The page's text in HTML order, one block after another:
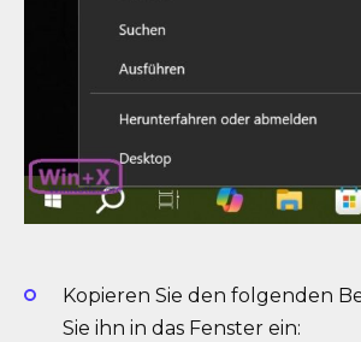
Kopieren Sie den folgenden
Sie ihn in das Fenster ein: